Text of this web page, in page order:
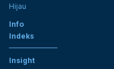
Hijau
Info
Indeks
Insight